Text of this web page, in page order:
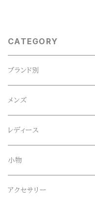
CATEGORY
ブランド別
ACE SNKR(エーススニーカ
Anapau,Seaing,ANAPAU
Blundstone(ブランドストー
CameOne(ケイムワン)
メンズ
トップス
Tシャツ
ロンT
ボトムス
ロング
セットアップ
レディース
小物
帽子、マフラー、手袋
アクセサリー